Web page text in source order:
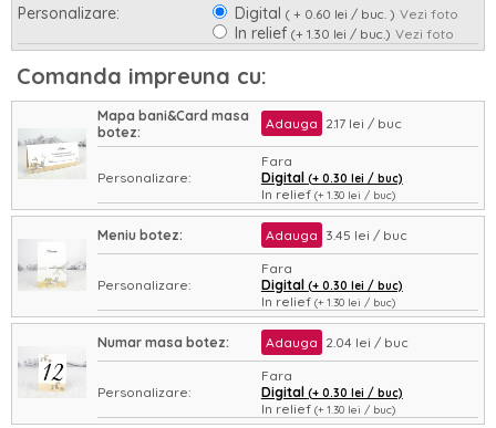
Personalizare:
Digital( + 0.60 lei / buc. ) Vezi foto
In relief(+ 1.30 lei / buc.) Vezi foto
Asamblare: Nu Da(+ 0.95 lei / buc.)
Comanda impreuna cu:
Mapa bani&Card masa
botez:
Adauga 2.17 lei / buc
Personalizare:
Fara
Digital (+ 0.30 lei / buc)
In relief (+ 1.30 lei / buc)
Asamblare: Nu Da(+ 0.35 lei / buc)
Meniu botez: Adauga 3.45 lei / buc
Personalizare:
Fara
Digital (+ 0.30 lei / buc)
In relief (+ 1.30 lei / buc)
Asamblare: Nu Da(+ 0.35 lei / buc)
Numar masa botez: Adauga 2.04 lei / buc
Personalizare:
Fara
Digital (+ 0.30 lei / buc)
In relief (+ 1.30 lei / buc)
Asamblare: Nu Da(+ 0.35 lei / buc)